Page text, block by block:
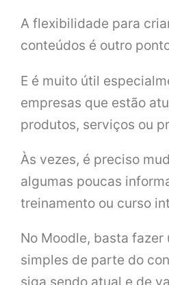
A flexibilidade para
conteúdos é outro
E é muito útil
empresas que estão
produtos, serviços ou
Às vezes, é preciso
algumas poucas
treinamento ou curso
No Moodle, basta
simples de parte do
siga sendo atual e de